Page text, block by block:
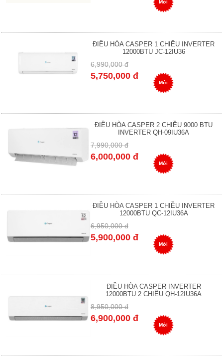
Mới
ĐIỀU HÒA CASPER 1 CHIỀU INVERTER
12000BTU JC-12IU36
6,990,000 đ
5,750,000 đ
Mới
ĐIỀU HÒA CASPER 2 CHIỀU 9000 BTU
INVERTER QH-09IU36A
7,990,000 đ
6,000,000 đ
Mới
ĐIỀU HÒA CASPER 1 CHIỀU INVERTER
12000BTU QC-12IU36A
6,950,000 đ
5,900,000 đ
Mới
ĐIỀU HÒA CASPER INVERTER
12000BTU 2 CHIỀU QH-12IU36A
8,950,000 đ
6,900,000 đ
Mới